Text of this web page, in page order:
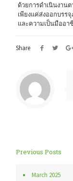
ด้วยการดำเนินงานต
เพียงแค่ส่งออกบรร
และความเป็นมืออา
Share
Previous Posts
March 2025